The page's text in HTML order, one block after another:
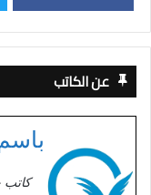
عن الكاتب
كاتب